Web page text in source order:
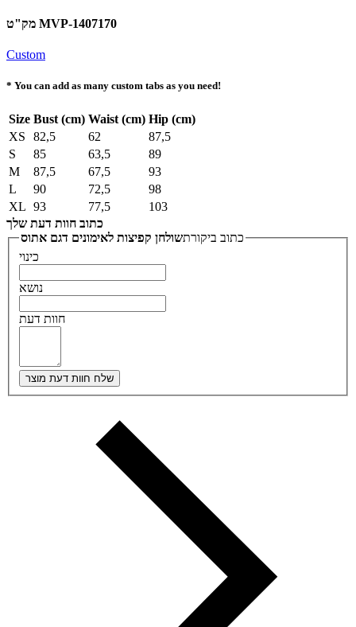
מק"ט MVP-1407170
Custom
* You can add as many custom tabs as you need!
Size Bust (cm) Waist (cm) Hip (cm)
XS
82,5 62
87,5
S
85 63,5
89
M
87,5 67,5
93
L
90 72,5
98
XL 93 77,5
103
כתוב חוות דעת שלך
כתוב ביקורתשולחן קפיצות לאימונים דגם אתוס
כינוי
נושא
חוות דעת
שלח חוות דעת מוצר